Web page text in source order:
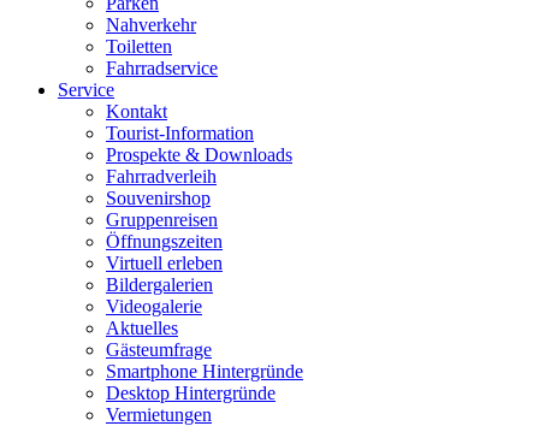
Nahverkehr
Toiletten
Fahrradservice
Service
Kontakt
Tourist-Information
Prospekte & Downloads
Fahrradverleih
Souvenirshop
Gruppenreisen
Öffnungszeiten
Virtuell erleben
Bildergalerien
Videogalerie
Aktuelles
Gästeumfrage
Smartphone Hintergründe
Desktop Hintergründe
Vermietungen